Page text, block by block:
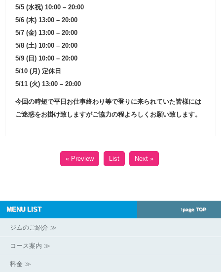
5/5 (水祝) 10:00 – 20:00
5/6 (木) 13:00 – 20:00
5/7 (金) 13:00 – 20:00
5/8 (土) 10:00 – 20:00
5/9 (日) 10:00 – 20:00
5/10 (月) 定休日
5/11 (火) 13:00 – 20:00
今回の時短で平日お仕事終わり等で登りに来られていた皆様には
ご迷惑をお掛け致しますがご協力の程よろしくお願い致します。
« Preview List Next »
MENU LIST ↑page TOP
ジムのご紹介 ≫
コース案内 ≫
料金 ≫